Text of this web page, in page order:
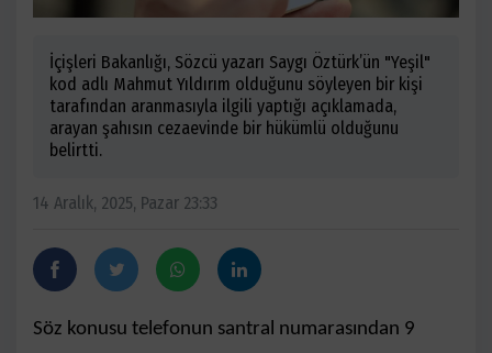
İçişleri Bakanlığı, Sözcü yazarı Saygı Öztürk’ün "Yeşil"
kod adlı Mahmut Yıldırım olduğunu söyleyen bir kişi
tarafından aranmasıyla ilgili yaptığı açıklamada,
arayan şahısın cezaevinde bir hükümlü olduğunu
belirtti.
14 Aralık, 2025, Pazar 23:33
Söz konusu telefonun santral numarasından 9